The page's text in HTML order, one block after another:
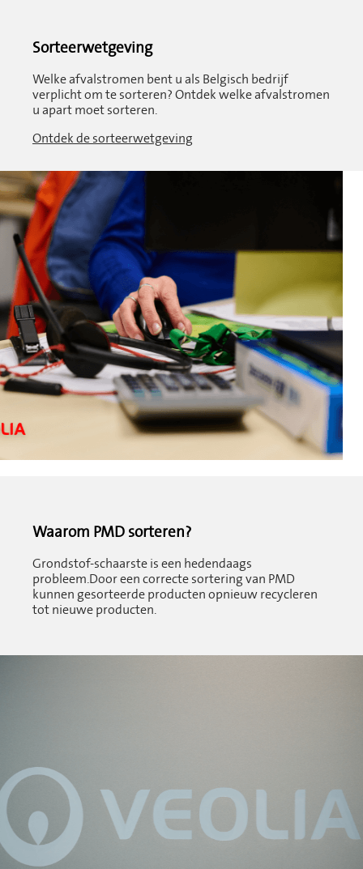
Sorteerwetgeving
Welke afvalstromen bent u als Belgisch bedrijf
verplicht om te sorteren? Ontdek welke afvalstromen
u apart moet sorteren.
Ontdek de sorteerwetgeving
Waarom PMD sorteren?
Grondstof-schaarste is een hedendaags
probleem.Door een correcte sortering van PMD
kunnen gesorteerde producten opnieuw recycleren
tot nieuwe producten.